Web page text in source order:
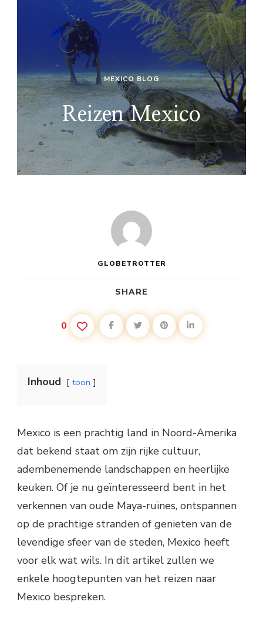
MEXICO BLOG
Reizen Mexico
GLOBETROTTER
SHARE
0
Inhoud toon
Mexico is een prachtig land in Noord-Amerika
dat bekend staat om zijn rijke cultuur,
adembenemende landschappen en heerlijke
keuken. Of je nu geïnteresseerd bent in het
verkennen van oude Maya-ruïnes, ontspannen
op de prachtige stranden of genieten van de
levendige sfeer van de steden, Mexico heeft
voor elk wat wils. In dit artikel zullen we
enkele hoogtepunten van het reizen naar
Mexico bespreken.